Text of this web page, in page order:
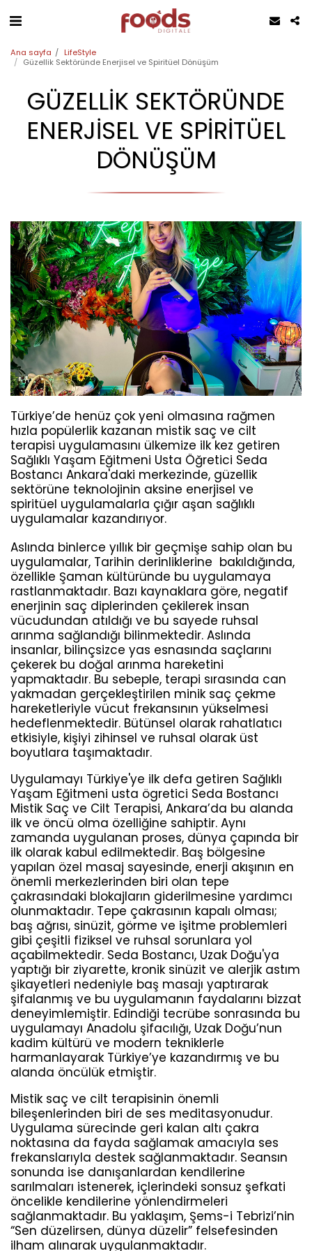
Ana sayfa
LifeStyle
Güzellik Sektöründe Enerjisel ve Spiritüel Dönüşüm
GÜZELLIK SEKTÖRÜNDE
ENERJISEL VE SPIRITÜEL
DÖNÜŞÜM
Türkiye’de henüz çok yeni olmasına rağmen
hızla popülerlik kazanan mistik saç ve cilt
terapisi uygulamasını ülkemize ilk kez getiren
Sağlıklı Yaşam Eğitmeni Usta Öğretici Seda
Bostancı Ankara'daki merkezinde, güzellik
sektörüne teknolojinin aksine enerjisel ve
spiritüel uygulamalarla çığır aşan sağlıklı
uygulamalar kazandırıyor.
Aslında binlerce yıllık bir geçmişe sahip olan bu
uygulamalar, Tarihin derinliklerine bakıldığında,
özellikle Şaman kültüründe bu uygulamaya
rastlanmaktadır. Bazı kaynaklara göre, negatif
enerjinin saç diplerinden çekilerek insan
vücudundan atıldığı ve bu sayede ruhsal
arınma sağlandığı bilinmektedir. Aslında
insanlar, bilinçsizce yas esnasında saçlarını
çekerek bu doğal arınma hareketini
yapmaktadır. Bu sebeple, terapi sırasında can
yakmadan gerçekleştirilen minik saç çekme
hareketleriyle vücut frekansının yükselmesi
hedeflenmektedir. Bütünsel olarak rahatlatıcı
etkisiyle, kişiyi zihinsel ve ruhsal olarak üst
boyutlara taşımaktadır.
Uygulamayı Türkiye'ye ilk defa getiren Sağlıklı
Yaşam Eğitmeni usta ögretici Seda Bostancı
Mistik Saç ve Cilt Terapisi, Ankara’da bu alanda
ilk ve öncü olma özelliğine sahiptir. Aynı
zamanda uygulanan proses, dünya çapında bir
ilk olarak kabul edilmektedir. Baş bölgesine
yapılan özel masaj sayesinde, enerji akışının en
önemli merkezlerinden biri olan tepe
çakrasındaki blokajların giderilmesine yardımcı
olunmaktadır. Tepe çakrasının kapalı olması;
baş ağrısı, sinüzit, görme ve işitme problemleri
gibi çeşitli fiziksel ve ruhsal sorunlara yol
açabilmektedir. Seda Bostancı, Uzak Doğu'ya
yaptığı bir ziyarette, kronik sinüzit ve alerjik astım
şikayetleri nedeniyle baş masajı yaptırarak
şifalanmış ve bu uygulamanın faydalarını bizzat
deneyimlemiştir. Edindiği tecrübe sonrasında bu
uygulamayı Anadolu şifacılığı, Uzak Doğu’nun
kadim kültürü ve modern tekniklerle
harmanlayarak Türkiye’ye kazandırmış ve bu
alanda öncülük etmiştir.
Mistik saç ve cilt terapisinin önemli
bileşenlerinden biri de ses meditasyonudur.
Uygulama sürecinde geri kalan altı çakra
noktasına da fayda sağlamak amacıyla ses
frekanslarıyla destek sağlanmaktadır. Seansın
sonunda ise danışanlardan kendilerine
sarılmaları istenerek, içlerindeki sonsuz şefkati
öncelikle kendilerine yönlendirmeleri
sağlanmaktadır. Bu yaklaşım, Şems-i Tebrizi’nin
“Sen düzelirsen, dünya düzelir” felsefesinden
ilham alınarak uygulanmaktadır.